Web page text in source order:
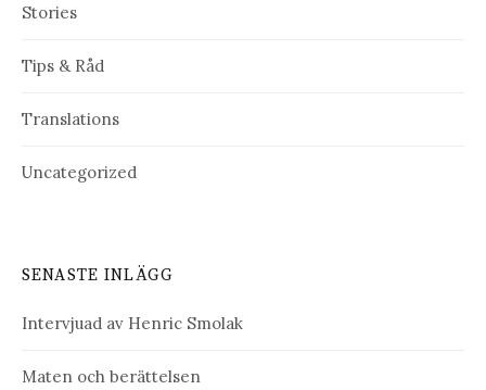
Stories
Tips & Råd
Translations
Uncategorized
SENASTE INLÄGG
Intervjuad av Henric Smolak
Maten och berättelsen